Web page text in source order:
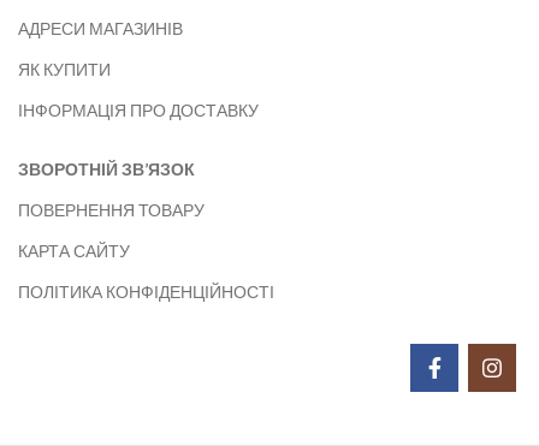
АДРЕСИ МАГАЗИНІВ
ЯК КУПИТИ
ІНФОРМАЦІЯ ПРО ДОСТАВКУ
ЗВОРОТНІЙ ЗВ’ЯЗОК
ПОВЕРНЕННЯ ТОВАРУ
КАРТА САЙТУ
ПОЛІТИКА КОНФІДЕНЦІЙНОСТІ